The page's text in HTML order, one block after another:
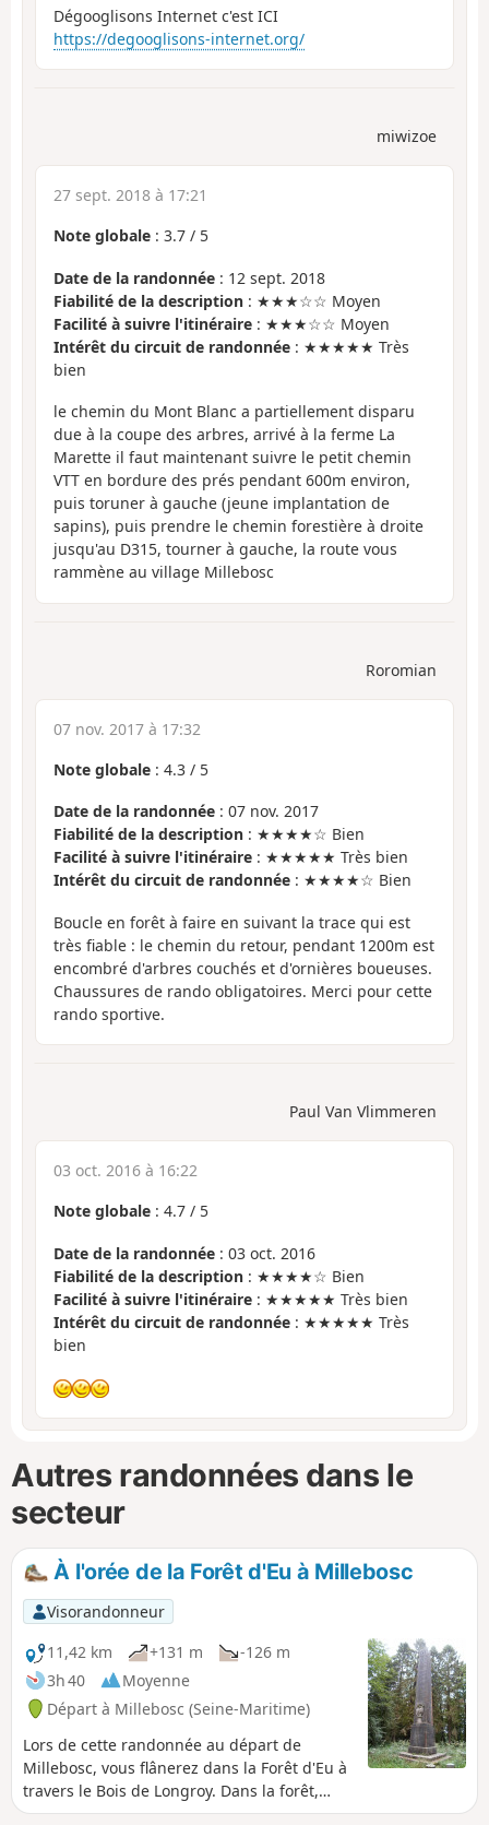
Dégooglisons Internet c'est ICI
https://degooglisons-internet.org/
miwizoe
27 sept. 2018 à 17:21
Note globale : 3.7 / 5
Date de la randonnée : 12 sept. 2018
Fiabilité de la description : ★★★☆☆ Moyen
Facilité à suivre l'itinéraire : ★★★☆☆ Moyen
Intérêt du circuit de randonnée : ★★★★★ Très
bien
le chemin du Mont Blanc a partiellement disparu
due à la coupe des arbres, arrivé à la ferme La
Marette il faut maintenant suivre le petit chemin
VTT en bordure des prés pendant 600m environ,
puis toruner à gauche (jeune implantation de
sapins), puis prendre le chemin forestière à droite
jusqu'au D315, tourner à gauche, la route vous
rammène au village Millebosc
Roromian
07 nov. 2017 à 17:32
Note globale : 4.3 / 5
Date de la randonnée : 07 nov. 2017
Fiabilité de la description : ★★★★☆ Bien
Facilité à suivre l'itinéraire : ★★★★★ Très bien
Intérêt du circuit de randonnée : ★★★★☆ Bien
Boucle en forêt à faire en suivant la trace qui est
très fiable : le chemin du retour, pendant 1200m est
encombré d'arbres couchés et d'ornières boueuses.
Chaussures de rando obligatoires. Merci pour cette
rando sportive.
Paul Van Vlimmeren
03 oct. 2016 à 16:22
Note globale : 4.7 / 5
Date de la randonnée : 03 oct. 2016
Fiabilité de la description : ★★★★☆ Bien
Facilité à suivre l'itinéraire : ★★★★★ Très bien
Intérêt du circuit de randonnée : ★★★★★ Très
bien
Autres randonnées dans le
secteur
À l'orée de la Forêt d'Eu à Millebosc
Visorandonneur
11,42 km
+131 m
-126 m
3h 40
Moyenne
Départ à Millebosc (Seine-Maritime)
Lors de cette randonnée au départ de
Millebosc, vous flânerez dans la Forêt d'Eu à
travers le Bois de Longroy. Dans la forêt,
vous découvrirez la stèle Adélaïde. Cette